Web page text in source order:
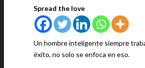
Spread the love
Un hombre inteligente siempre
éxito, no solo se enfoca en eso.